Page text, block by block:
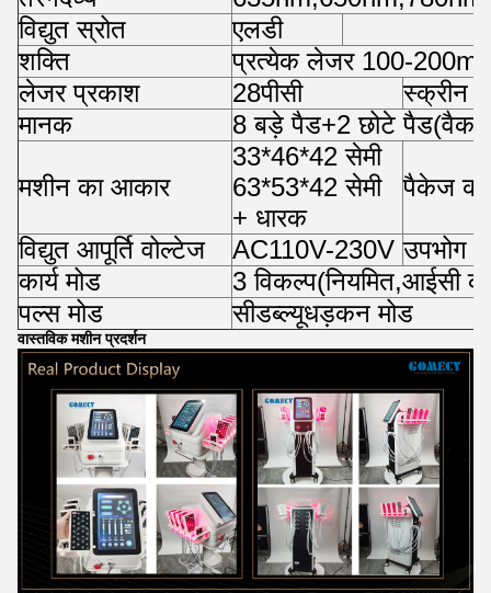
विद्युत स्रोत
एलडी
शक्ति
प्रत्येक लेजर 100-
लेजर प्रकाश
28पीसी
स्क्रीन
मानक
8 बड़े पैड+2 छोटे पैड(
मशीन का आकार
33*46*42 सेमी
63*53*42 सेमी
+ धारक
पैकेज
विद्युत आपूर्ति वोल्टेज AC110V-230V उपभोग
कार्य मोड
3 विकल्प(नियमित,आईसी
पल्स मोड
सीडब्ल्यूधड़कन मोड
वास्तविक मशीन प्रदर्शन